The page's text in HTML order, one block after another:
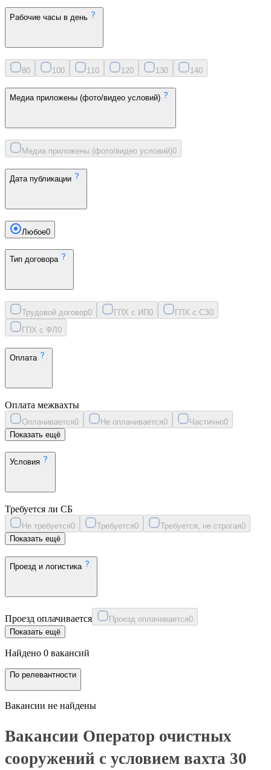
Рабочие часы в день
80 100 11 0 120 130 140
Медиа приложены (фото/видео условий)
Медиа приложены (фото/видео условий)0
Дата публикации
Любое0
Тип договора
Трудовой договор0 ГПХ с ИП0 ГПХ с СЗ0
ГПХ с ФЛ 0
Оплата
Оплата межвахты
Оплачивается0 Не оплачивается0 Частично0
Показать ещё
Условия
Требуется ли СБ
Не требуется0 Требуется0 Требуется, не строгая0
Показать ещё
Проезд и логистика
Проезд оплачивается Проезд оплачивается0
Показать ещё
Найдено 0 вакансий
По релевантности
Вакансии не найдены
Вакансии Оператор очистных
сооружений с условием вахта 30